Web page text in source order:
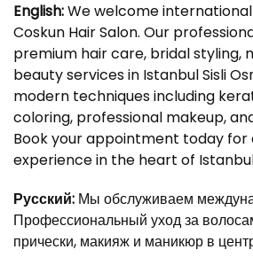
English:We welcome
Coskun Hair Salon. Our
premium hair care, bridal styling,
beauty services in Istanbul Sisli
modern techniques including
coloring, professional makeup,
Book your appointment today for
experience in the heart of
Русский: Мы обслуживаем
Профессиональный уход за
прически, макияж и маникюр в